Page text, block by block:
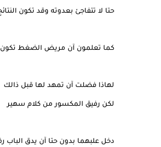
حتا لا تتفاجئ بعدوته وقد تكون
كما تعلمون آن مريض الضغط تكون
لهاذا فضلت آن تمهد لها قبل ذالك
لكن رفيق المكسور من كلام سهير
دخل علبهما بدون حتا آن يدق الباب